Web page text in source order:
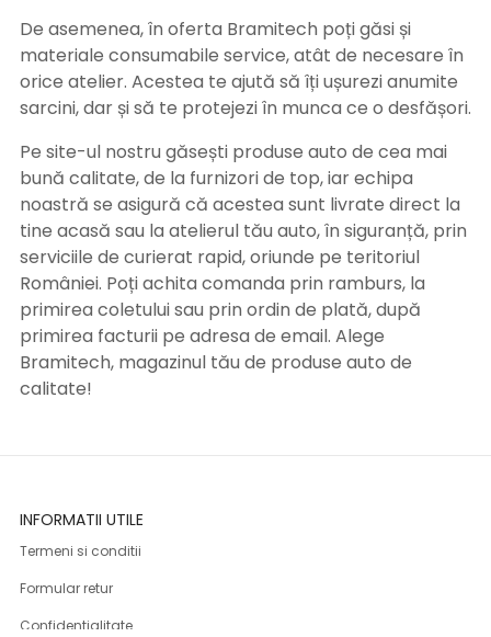
De asemenea, în oferta Bramitech poți găsi și
materiale consumabile service, atât de necesare în
orice atelier. Acestea te ajută să îți ușurezi anumite
sarcini, dar și să te protejezi în munca ce o desfășori.
Pe site-ul nostru găsești produse auto de cea mai
bună calitate, de la furnizori de top, iar echipa
noastră se asigură că acestea sunt livrate direct la
tine acasă sau la atelierul tău auto, în siguranță, prin
serviciile de curierat rapid, oriunde pe teritoriul
României. Poți achita comanda prin ramburs, la
primirea coletului sau prin ordin de plată, după
primirea facturii pe adresa de email. Alege
Bramitech, magazinul tău de produse auto de
calitate!
INFORMATII UTILE
Termeni si conditii
Formular retur
Confidentialitate